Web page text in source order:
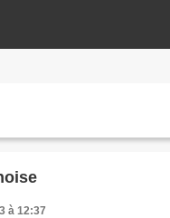
à 12:37